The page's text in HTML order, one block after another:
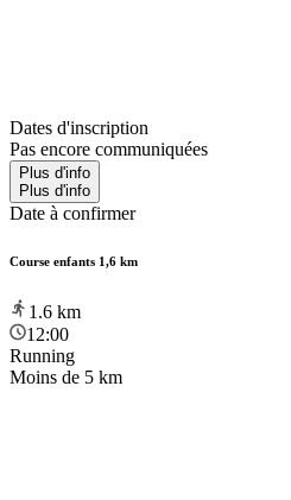
Dates d'inscription
Pas encore communiquées
Plus d'info
Plus d'info
Date à confirmer
Course enfants 1,6 km
1.6 km
12:00
Running
Moins de 5 km